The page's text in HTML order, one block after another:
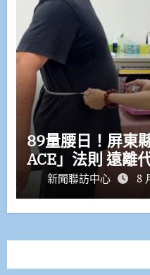
89量腰日！屏東
ACE」法則 遠離
新聞聯訪中心 8